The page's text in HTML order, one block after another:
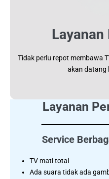
Layanan
Tidak perlu repot membawa
akan datang
Layanan
Service
TV mati total
Ada suara tidak ada